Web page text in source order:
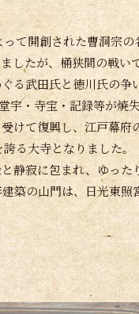
て開創された曹洞宗の
したが、桶狭間の戦い
る武田氏と徳川氏の争
宇・寺宝・記録等が焼
けて復興し、江戸幕府
る大寺となりました。
静寂に包まれ、ゆった
築の山門は、日光東照